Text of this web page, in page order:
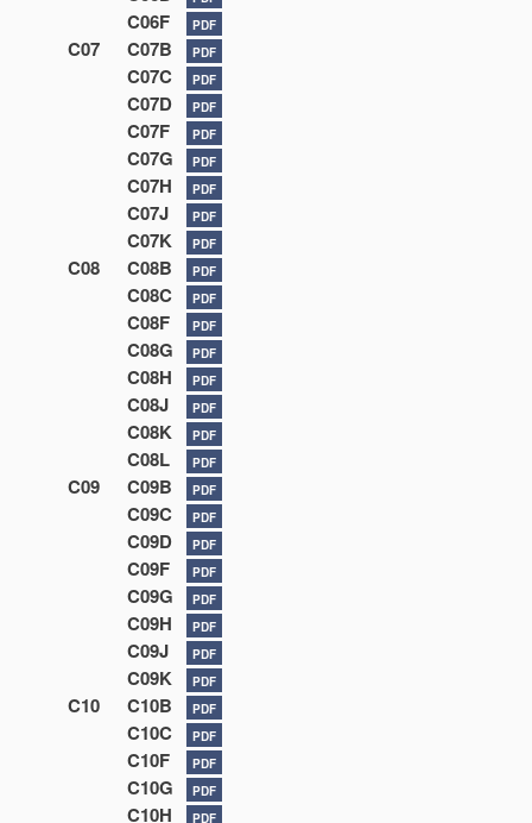
C06F PDF
C07 C07B PDF
C07C PDF
C07D PDF
C07F PDF
C07G PDF
C07H PDF
C07J PDF
C07K PDF
C08 C08B PDF
C08C PDF
C08F PDF
C08G PDF
C08H PDF
C08J PDF
C08K PDF
C08L PDF
C09 C09B PDF
C09C PDF
C09D PDF
C09F PDF
C09G PDF
C09H PDF
C09J PDF
C09K PDF
C10 C10B PDF
C10C PDF
C10F PDF
C10G PDF
C10H PDF